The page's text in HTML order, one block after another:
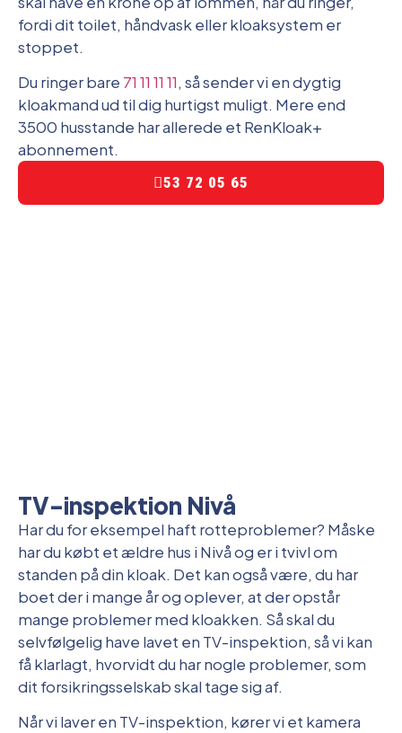
fordi dit toilet, håndvask eller kloaksystem er
stoppet.
Du ringer bare 71 11 11 11, så sender vi en dygtig
kloakmand ud til dig hurtigst muligt. Mere end
3500 husstande har allerede et RenKloak+
abonnement.
53 72 05 65
TV-inspektion Nivå
Har du for eksempel haft rotteproblemer? Måske
har du købt et ældre hus i Nivå og er i tvivl om
standen på din kloak. Det kan også være, du har
boet der i mange år og oplever, at der opstår
mange problemer med kloakken. Så skal du
selvfølgelig have lavet en TV-inspektion, så vi kan
få klarlagt, hvorvidt du har nogle problemer, som
dit forsikringsselskab skal tage sig af.
Når vi laver en TV-inspektion, kører vi et kamera